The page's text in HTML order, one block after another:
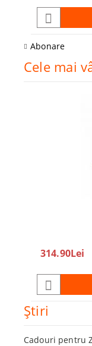
Abonare
Cele mai
314.90Lei
Ştiri
Cadouri pentru